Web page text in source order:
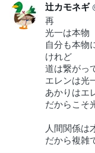
辻カモネギ
再
光一は本物
自分も本物
けれど
道は繋がっ
エレンは光
あかりはエ
だからこそ
人間関係は
だから複雑